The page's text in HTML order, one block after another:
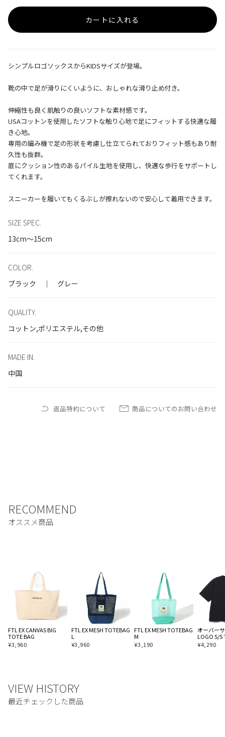
カートに入れる
シンプルロゴソックスからKIDSサイズが登場。
靴の中で足が滑りにくいように、おしゃれな滑り止め付き。
伸縮性も良く肌触りの良いソフトな素材感です。
USAコットンを使用したソフトな触り心地で足にフィットする快適な履
き心地。
専用の編み機で足の形状を考慮し仕立てられておりフィット感もあり耐
久性も抜群。
底にクッション性のあるパイル生地を使用し、快適な歩行をサポートし
てくれます。
SIZE SPEC.
13cm～15cm
COLOR.
ブラック ｜ グレー
QUALITY.
コットン,ポリエステル,その他
MADE IN.
中国
返品特約について 商品についてのお問い合わせ
FTL EX CANVAS BIG
TOTE BAG
¥3,960
FTL EX MESH TOTEBAG
L
¥3,960
FTL EX MESH TOTEBAG
M
¥3,190
オーバー
LOGO S/S
¥4,290